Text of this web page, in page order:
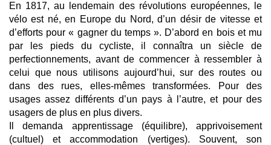
En 1817, au lendemain des révolutions européennes, le
vélo est né, en Europe du Nord, d’un désir de vitesse et
d’efforts pour « gagner du temps ». D’abord en bois et mu
par les pieds du cycliste, il connaîtra un siècle de
perfectionnements, avant de commencer à ressembler à
celui que nous utilisons aujourd’hui, sur des routes ou
dans des rues, elles-mêmes transformées. Pour des
usages assez différents d’un pays à l’autre, et pour des
usagers de plus en plus divers.
Il demanda apprentissage (équilibre), apprivoisement
(cultuel) et accommodation (vertiges). Souvent, son